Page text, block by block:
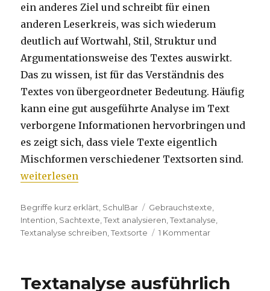
ein anderes Ziel und schreibt für einen
anderen Leserkreis, was sich wiederum
deutlich auf Wortwahl, Stil, Struktur und
Argumentationsweise des Textes auswirkt.
Das zu wissen, ist für das Verständnis des
Textes von übergeordneter Bedeutung. Häufig
kann eine gut ausgeführte Analyse im Text
verborgene Informationen hervorbringen und
es zeigt sich, dass viele Texte eigentlich
Mischformen verschiedener Textsorten sind.
„Textanalyse ausführlich – Sachtexte“
weiterlesen
Kategorien
Begriffe kurz erklärt SchulBar Tags
Gebrauchstexte
Intention Sachtexte ,Text analysieren ,Textanalyse
Textanalyse schreiben ,Textsorte 1 Kommentar
Sachtexte
Textanalyse ausführlich